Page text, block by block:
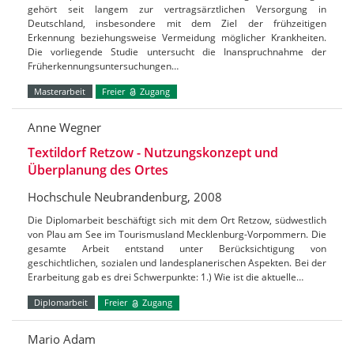
gehört seit langem zur vertragsärztlichen Versorgung in
Deutschland, insbesondere mit dem Ziel der frühzeitigen
Erkennung beziehungsweise Vermeidung möglicher Krankheiten.
Die vorliegende Studie untersucht die Inanspruchnahme der
Früherkennungsuntersuchungen…
Masterarbeit Freier Zugang
Anne Wegner
Textildorf Retzow - Nutzungskonzept und
Überplanung des Ortes
Hochschule Neubrandenburg, 2008
Die Diplomarbeit beschäftigt sich mit dem Ort Retzow, südwestlich
von Plau am See im Tourismusland Mecklenburg-Vorpommern. Die
gesamte Arbeit entstand unter Berücksichtigung von
geschichtlichen, sozialen und landesplanerischen Aspekten. Bei der
Erarbeitung gab es drei Schwerpunkte: 1.) Wie ist die aktuelle…
Diplomarbeit Freier Zugang
Mario Adam